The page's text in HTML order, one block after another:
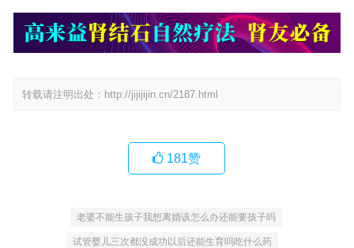
转载请注明出处： http://jijijijin.cn/2187.html
181赞
老婆不能生孩子我想离婚该怎么办还能要孩子吗
试管婴儿三次都没成功以后还能生育吗吃什么药